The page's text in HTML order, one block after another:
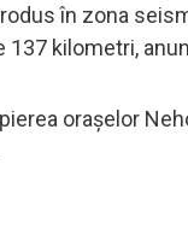
în zona
137 kilometri,
orașelor